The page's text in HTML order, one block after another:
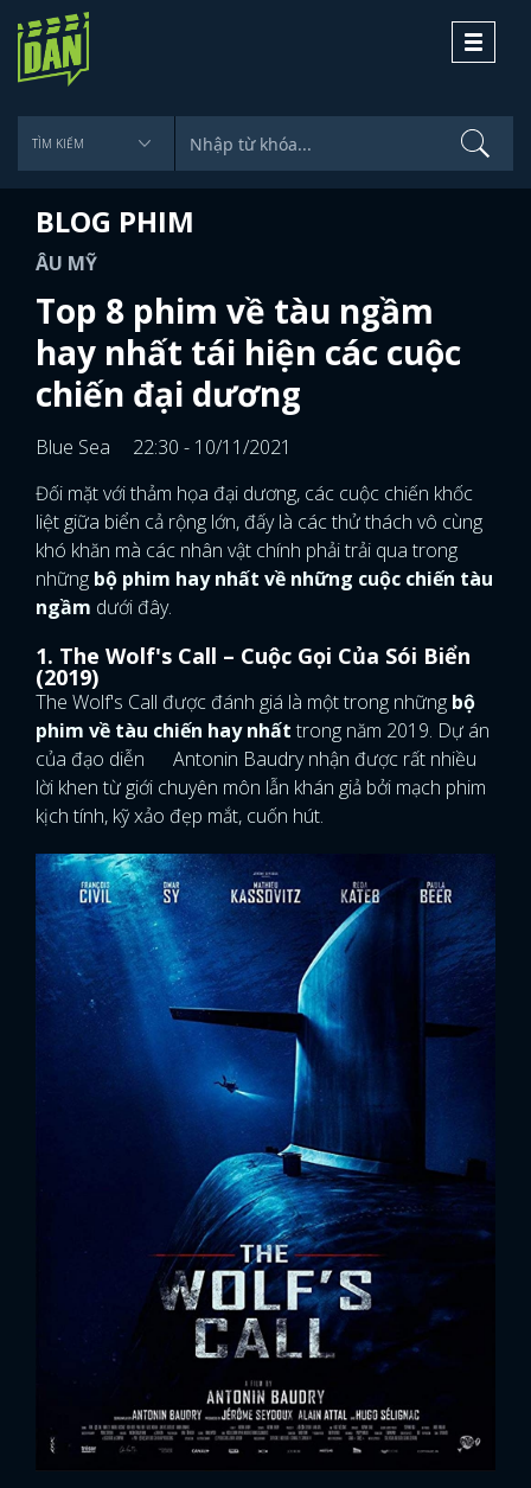
Toggle
BLOG PHIM
ÂU MỸ
Top 8 phim về tàu ngầm
hay nhất tái hiện các cuộc
chiến đại dương
Blue Sea
22:30 - 10/11/2021
Đối mặt với thảm họa đại dương, các cuộc chiến khốc
liệt giữa biển cả rộng lớn, đấy là các thử thách vô cùng
khó khăn mà các nhân vật chính phải trải qua trong
những bộ phim hay nhất về những cuộc chiến tàu
ngầm dưới đây.
1. The Wolf's Call – Cuộc Gọi Của Sói Biển
(2019)
The Wolf's Call được đánh giá là một trong những bộ
phim về tàu chiến hay nhất trong năm 2019. Dự án
của đạo diễn Antonin Baudry nhận được rất nhiều
lời khen từ giới chuyên môn lẫn khán giả bởi mạch phim
kịch tính, kỹ xảo đẹp mắt, cuốn hút.